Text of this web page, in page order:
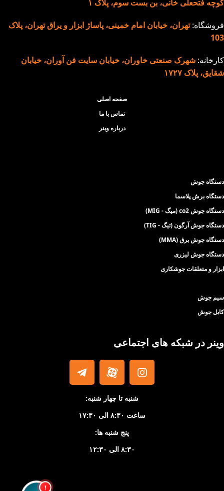
قابلیت جوشکاری با کیفیت بالا
در الکترودهای 2.5 به صورت
ویژگی های نسل جدید
کوچه فتحعلی خانی، بن بست سوم، پلاک ۱
فروشگاه:تهران، خیابان امام خمینی، پاساژ ابزار و یراق تهران، پلاک
103
کارخانه: شهرک صنعتی خاوران، خیابان سایت فن آوران، خیابان
شقایق، پلاک ۱۷۲۷
صفحه اصلی
تماس با ما
درباره وینر
دستگاه جوش
دستگاه برش پلاسما
دستگاه جوش co2 (میگ - MIG)
دستگاه جوش آرگون (تیگ - TIG)
دستگاه جوش برق (MMA)
دستگاه جوش لیزری
ابزار و متعلقات جوشکاری
سیم جوش
کابل جوش
وینر در شبکه های اجتماعی
شنبه تا چهار شنبه:
ساعت ۸:۳۰ الی ۱۷:۳۰
پنج شنبه ها:
۸:۳۰ الی ۱۲:۳۰
!